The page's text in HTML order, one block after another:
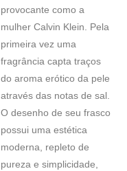
provocante como a
mulher Calvin Klein. Pela
primeira vez uma
fragrância capta traços
do aroma erótico da pele
através das notas de sal.
O desenho de seu frasco
possui uma estética
moderna, repleto de
pureza e simplicidade,